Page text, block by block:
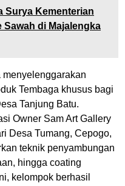
Surya Kementerian
Sawah di Majalengka
menyelenggarakan
Tembaga khusus bagi
Tanjung Batu.
Owner Sam Art Gallery
Desa Tumang, Cepogo,
teknik penyambungan
hingga coating
kelompok berhasil